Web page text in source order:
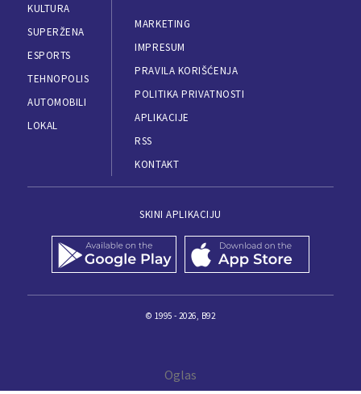
KULTURA
SUPERŽENA
ESPORTS
TEHNOPOLIS
AUTOMOBILI
LOKAL
MARKETING
IMPRESUM
PRAVILA KORIŠĆENJA
POLITIKA PRIVATNOSTI
APLIKACIJE
RSS
KONTAKT
SKINI APLIKACIJU
© 1995 - 2026, B92